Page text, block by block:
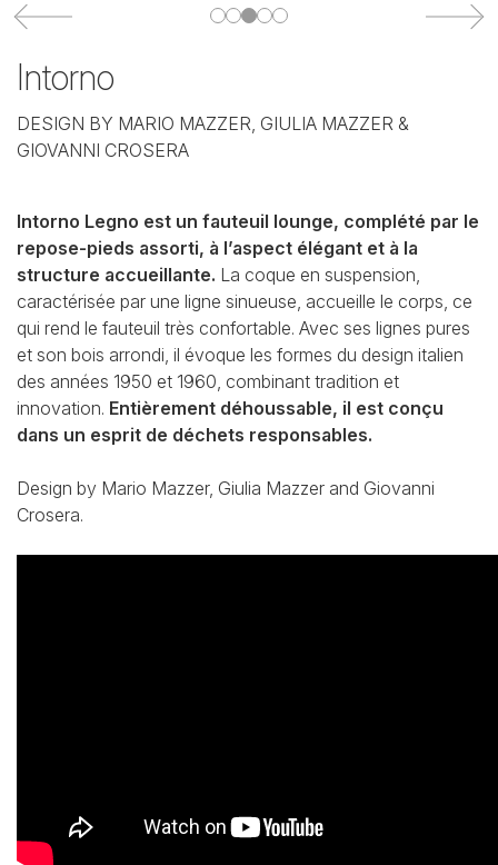
Intorno
DESIGN BY MARIO MAZZER, GIULIA MAZZER &
GIOVANNI CROSERA
Intorno Legno est un fauteuil lounge, complété par le
repose-pieds assorti, à l’aspect élégant et à la
structure accueillante. La coque en suspension,
caractérisée par une ligne sinueuse, accueille le corps, ce
qui rend le fauteuil très confortable. Avec ses lignes pures
et son bois arrondi, il évoque les formes du design italien
des années 1950 et 1960, combinant tradition et
innovation. Entièrement déhoussable, il est conçu
dans un esprit de déchets responsables.
Design by Mario Mazzer, Giulia Mazzer and Giovanni
Crosera.